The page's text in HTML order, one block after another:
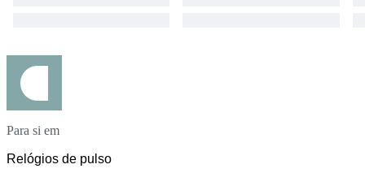
Para si em
Relógios de pulso